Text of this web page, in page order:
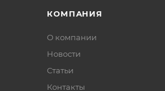
КОМПАНИЯ
О компании
Новости
Статьи
Контакты